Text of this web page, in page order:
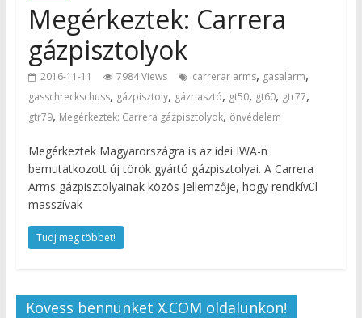
Megérkeztek: Carrera
gázpisztolyok
2016-11-11 7984 Views carrerar arms, gasalarm,
gasschreckschuss, gázpisztoly, gázriasztó, gt50, gt60, gtr77,
gtr79, Megérkeztek: Carrera gázpisztolyok, önvédelem
Megérkeztek Magyarországra is az idei IWA-n
bemutatkozott új török gyártó gázpisztolyai. A Carrera
Arms gázpisztolyainak közös jellemzője, hogy rendkívül
masszívak
Tudj meg többet!
Kövess bennünket X.COM oldalunkon!